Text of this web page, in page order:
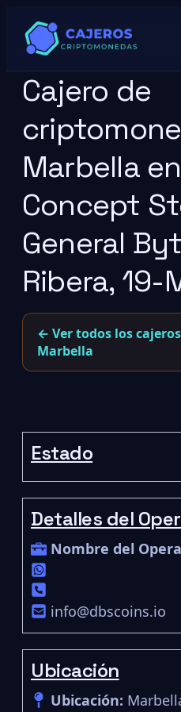
Cajero de
Marbella
Concept
General
Ribera, 19-
← Ver todos los
Marbella
Estado
Detalles del
Nombre del
info@dbscoins.io
Ubicación
Ubicación: